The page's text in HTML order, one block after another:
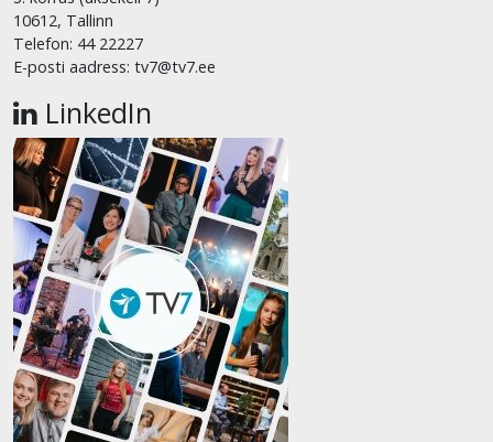
10612, Tallinn
Telefon: 44 22227
E-posti aadress: tv7@tv7.ee
LinkedIn